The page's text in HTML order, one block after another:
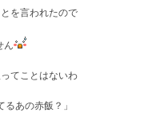
を言われたので
ん
てことはないわ
るあの赤飯？」